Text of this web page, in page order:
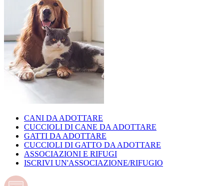
CANI DA ADOTTARE
CUCCIOLI DI CANE DA ADOTTARE
GATTI DA ADOTTARE
CUCCIOLI DI GATTO DA ADOTTARE
ASSOCIAZIONI E RIFUGI
ISCRIVI UN'ASSOCIAZIONE/RIFUGIO